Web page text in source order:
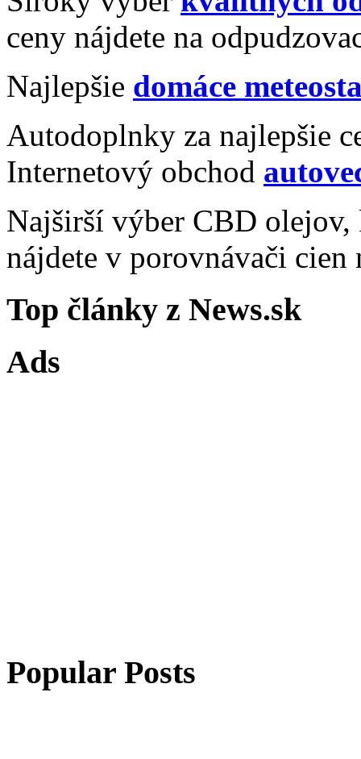
ceny nájdete na
Najlepšie domáce
Autodoplnky za najlepšie
Internetový obchod
Najširší výber CBD
nájdete v porovnávači cien
Top články z News.sk
Ads
Popular Posts